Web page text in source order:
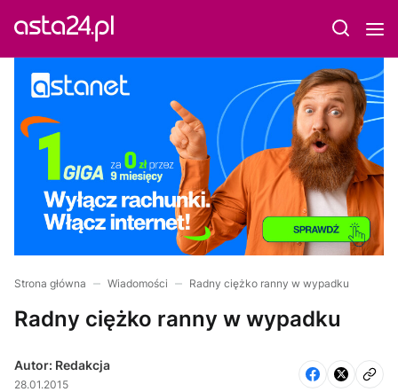
Strona główna Wiadomości Radny ciężko ranny w wypadku
Radny ciężko ranny w wypadku
Autor: Redakcja
28.01.2015